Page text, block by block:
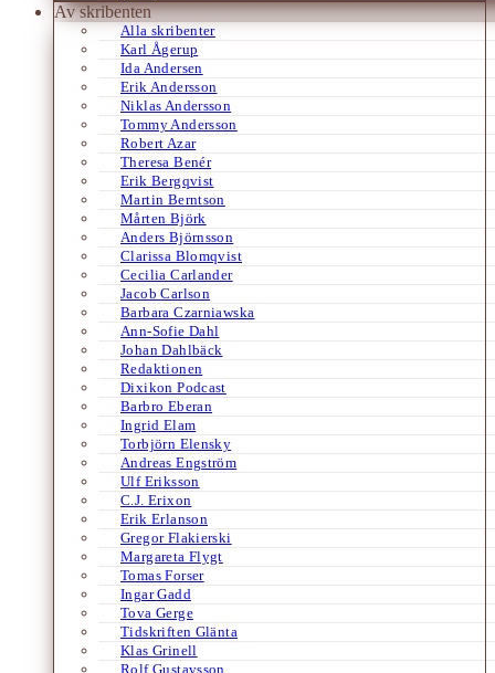
Av skribenten
Alla skribenter
Karl Ågerup
Ida Andersen
Erik Andersson
Niklas Andersson
Tommy Andersson
Robert Azar
Theresa Benér
Erik Bergqvist
Martin Berntson
Mårten Björk
Anders Björnsson
Clarissa Blomqvist
Cecilia Carlander
Jacob Carlson
Barbara Czarniawska
Ann-Sofie Dahl
Johan Dahlbäck
Redaktionen
Dixikon Podcast
Barbro Eberan
Ingrid Elam
Torbjörn Elensky
Andreas Engström
Ulf Eriksson
C.J. Erixon
Erik Erlanson
Gregor Flakierski
Margareta Flygt
Tomas Forser
Ingar Gadd
Tova Gerge
Tidskriften Glänta
Klas Grinell
Rolf Gustavsson